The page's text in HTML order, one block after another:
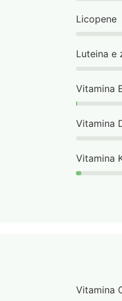
Licopene
Luteina e
Vitamina
Vitamina
Vitamina
Vitamina